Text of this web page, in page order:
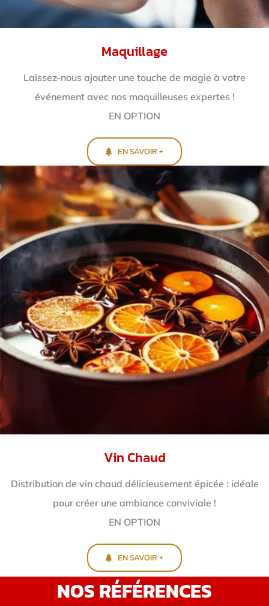
Maquillage
Laissez-nous ajouter une touche de magie à votre
événement avec nos maquilleuses expertes !
EN OPTION
EN SAVOIR +
Vin Chaud
Distribution de vin chaud délicieusement épicée : idéale
pour créer une ambiance conviviale !
EN OPTION
EN SAVOIR +
NOS RÉFÉRENCES